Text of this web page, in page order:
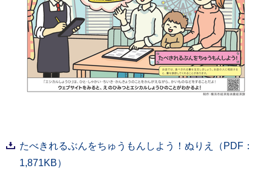
たべきれるぶんをちゅうもんしよう！ぬりえ（PDF：
1,871KB）